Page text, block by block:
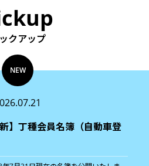
クアップ
NEW
】丁種会員名簿（自動車登